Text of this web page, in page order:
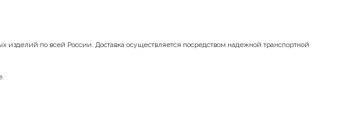
по всей России. Доставка осуществляется посредством надежной транспортной